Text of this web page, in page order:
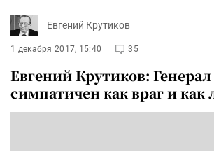
Евгений Крутиков
1 декабря 2017, 15:40 35
Евгений Крутиков:
симпатичен как враг и как